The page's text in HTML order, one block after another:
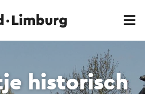
historisch